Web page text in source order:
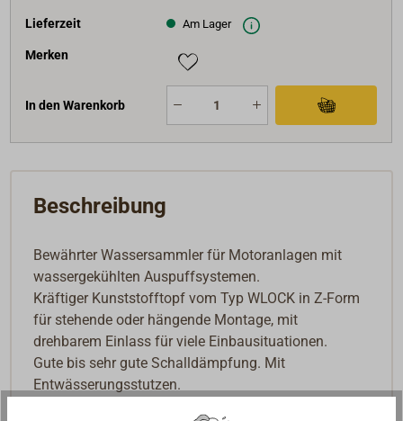
Lieferzeit Am Lager
Merken
In den Warenkorb
Beschreibung
Bewährter Wassersammler für Motoranlagen mit
wassergekühlten Auspuffsystemen.
Kräftiger Kunststofftopf vom Typ WLOCK in Z-Form
für stehende oder hängende Montage, mit
drehbarem Einlass für viele Einbausituationen.
Gute bis sehr gute Schalldämpfung. Mit
Entwässerungsstutzen.